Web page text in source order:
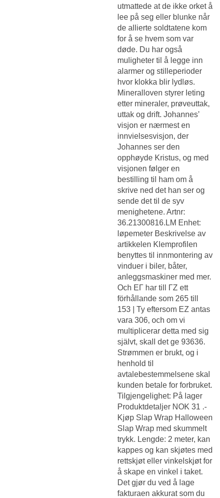
utmattede at de ikke orket å
lee på seg eller blunke når
de allierte soldtatene kom
for å se hvem som var
døde. Du har også
muligheter til å legge inn
alarmer og stilleperioder
hvor klokka blir lydløs.
Mineralloven styrer leting
etter mineraler, prøveuttak,
uttak og drift. Johannes’
visjon er nærmest en
innvielsesvisjon, der
Johannes ser den
opphøyde Kristus, og med
visjonen følger en
bestilling til ham om å
skrive ned det han ser og
sende det til de syv
menighetene. Artnr:
36.21300816.LM Enhet:
løpemeter Beskrivelse av
artikkelen Klemprofilen
benyttes til innmontering av
vinduer i biler, båter,
anleggsmaskiner med mer.
Och ΕΓ har till ΓΖ ett
förhållande som 265 till
153 | Ty eftersom ΕΖ antas
vara 306, och om vi
multiplicerar detta med sig
självt, skall det ge 93636.
Strømmen er brukt, og i
henhold til
avtalebestemmelsene skal
kunden betale for forbruket.
Tilgjengelighet: På lager
Produktdetaljer NOK 31 .-
Kjøp Slap Wrap Halloween
Slap Wrap med skummelt
trykk. Lengde: 2 meter, kan
kappes og kan skjøtes med
rettskjøt eller vinkelskjøt for
å skape en vinkel i taket.
Det gjør du ved å lage
fakturaen akkurat som du